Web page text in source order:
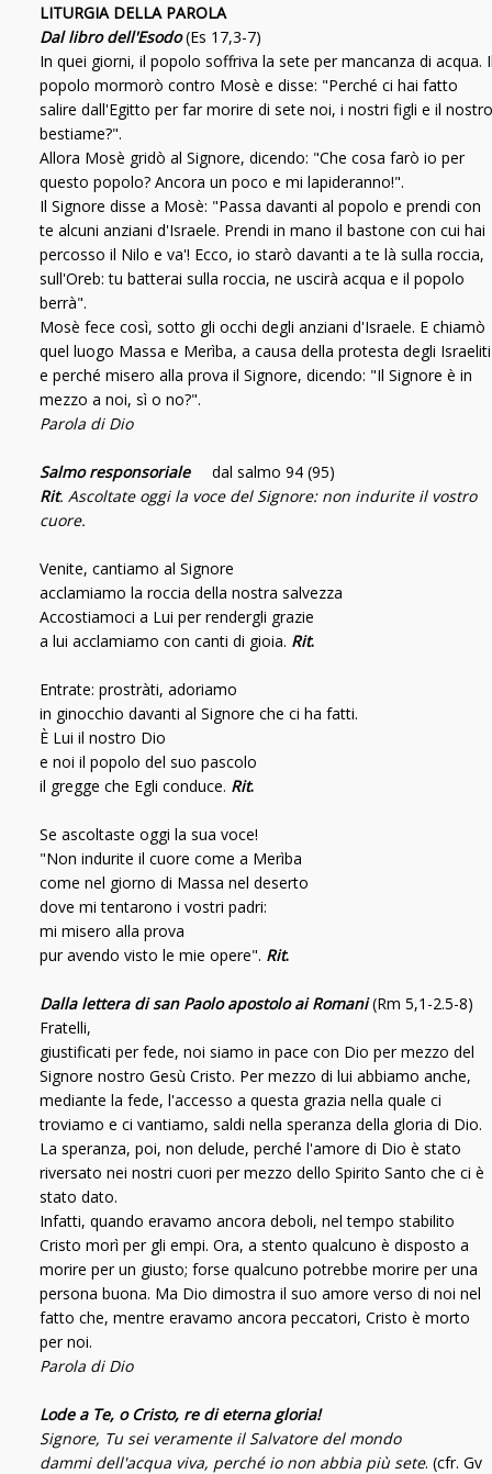
LITURGIA DELLA PAROLA
Dal libro dell'Esodo(Es 17,3-7)
In quei giorni, il popolo soffriva la sete per mancanza di acqua.
popolo mormorò contro Mosè e disse: "Perché ci hai fatto
salire dall'Egitto per far morire di sete noi, i nostri figli e il nostro
bestiame?".
Allora Mosè gridò al Signore, dicendo: "Che cosa farò io per
questo popolo? Ancora un poco e mi lapideranno!".
Il Signore disse a Mosè: "Passa davanti al popolo e prendi con
te alcuni anziani d'Israele. Prendi in mano il bastone con cui hai
percosso il Nilo e va'! Ecco, io starò davanti a te là sulla roccia,
sull'Oreb: tu batterai sulla roccia, ne uscirà acqua e il popolo
berrà".
Mosè fece così, sotto gli occhi degli anziani d'Israele. E chiamò
quel luogo Massa e Merìba, a causa della protesta degli Israeliti
e perché misero alla prova il Signore, dicendo: "Il Signore è in
mezzo a noi, sì o no?".
Parola di Dio
Salmo responsoriale
dal salmo 94 (95)
Rit. Ascoltate oggi la voce del Signore: non indurite il vostro
cuore.
Venite, cantiamo al Signore
acclamiamo la roccia della nostra salvezza
Accostiamoci a Lui per rendergli grazie
a lui acclamiamo con canti di gioia. Rit.
Entrate: prostràti, adoriamo
in ginocchio davanti al Signore che ci ha fatti.
È Lui il nostro Dio
e noi il popolo del suo pascolo
il gregge che Egli conduce. Rit.
Se ascoltaste oggi la sua voce!
"Non indurite il cuore come a Merìba
come nel giorno di Massa nel deserto
dove mi tentarono i vostri padri:
mi misero alla prova
pur avendo visto le mie opere". Rit.
Dalla lettera di san Paolo apostolo ai Romani(Rm 5,1-2.5-8)
Fratelli,
giustificati per fede, noi siamo in pace con Dio per mezzo del
Signore nostro Gesù Cristo. Per mezzo di lui abbiamo anche,
mediante la fede, l'accesso a questa grazia nella quale ci
troviamo e ci vantiamo, saldi nella speranza della gloria di Dio.
La speranza, poi, non delude, perché l'amore di Dio è stato
riversato nei nostri cuori per mezzo dello Spirito Santo che ci è
stato dato.
Infatti, quando eravamo ancora deboli, nel tempo stabilito
Cristo morì per gli empi. Ora, a stento qualcuno è disposto a
morire per un giusto; forse qualcuno potrebbe morire per una
persona buona. Ma Dio dimostra il suo amore verso di noi nel
fatto che, mentre eravamo ancora peccatori, Cristo è morto
per noi.
Parola di Dio
Lode a Te, o Cristo, re di eterna gloria!
Signore, Tu sei veramente il Salvatore del mondo
dammi dell'acqua viva, perché io non abbia più sete. (cfr. Gv